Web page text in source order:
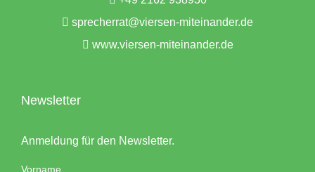
sprecherrat@viersen-miteinander.de
www.viersen-miteinander.de
Newsletter
Anmeldung für den Newsletter.
Vorname